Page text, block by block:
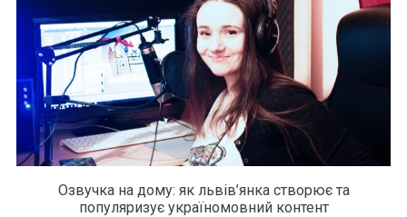
Озвучка на дому: як львів’янка створює та
популяризує україномовний контент